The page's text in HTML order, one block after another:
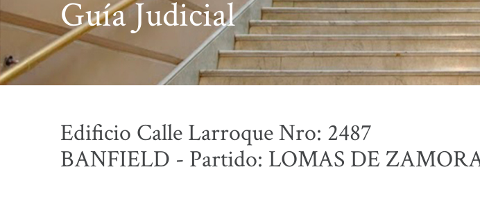
Guía Judicial
Edificio Calle Larroque Nro: 2487
BANFIELD - Partido: LOMAS DE